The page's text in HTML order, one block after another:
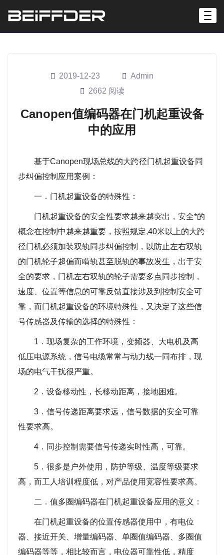
2019-12-23
Admin
2662 阅读
Canopen值编码器在门机起重设备
中的应用
基于Canopen现场总线的大跨径门机起重设备同
步纠偏控制应用案例：
一．门机起重设备的特殊性：
门机起重设备的安全性要求越来越突出，安全*的
概念在控制中越来越重要，按照规定,40米以上的大跨
径门机必须加装双轨同步纠偏控制，以防止左右双轨
的门机轮子超偏而啃轨甚至脱轨的事故发生，出于安
全的要求，门机左右双轨的轮子需要多点同步控制，
速度、位置等信息的可靠反馈直接涉及到控制安全可
靠，而门机起重设备的环境特殊性，又决定了这些信
号传感器及传输的选择的特殊性：
1．现场复杂的工作环境，变频器、大电机及高
低压电源系统，信号电缆常常与动力线一同布排，现
场的电气干扰很严重。
2．设备移动性，长移动距离，接地困难。
3．信号传递距离要求远，信号数据的安全可靠
性要求高。
4．同步控制需要信号传递实时性高，可靠。
5．很多是户外使用，防护等级、温度等级要求
高，而工人培训程度低，对产品使用宽容性要求高。
二．值多圈编码器在门机起重设备应用的意义：
在门机起重设备的位置传感器使用中，有电位
器、接近开关、增量编码器、单圈值编码器、多圈值
编码器等等，相比较而言，电位器可靠性低，精度